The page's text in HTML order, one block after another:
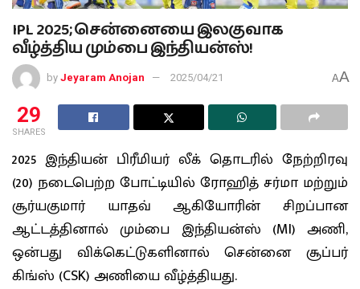
‍IPL 2025; சென்னையை இலகுவாக
வீழ்த்திய மும்பை இந்தியன்ஸ்!
by Jeyaram Anojan 2025/04/21 AA
29
SHARES
2025 இந்தியன் பிரீமியர் லீக் தொடரில் நேற்றிரவு
(20) நடைபெற்ற போட்டியில் ரோஹித் சர்மா மற்றும்
சூர்யகுமார் யாதவ் ஆகியோரின் சிறப்பான
ஆட்டத்தினால் மும்பை இந்தியன்ஸ் (MI) அணி,
ஒன்பது விக்கெட்டுகளினால் சென்னை சூப்பர்
கிங்ஸ் (CSK) அணியை வீழ்த்தியது.